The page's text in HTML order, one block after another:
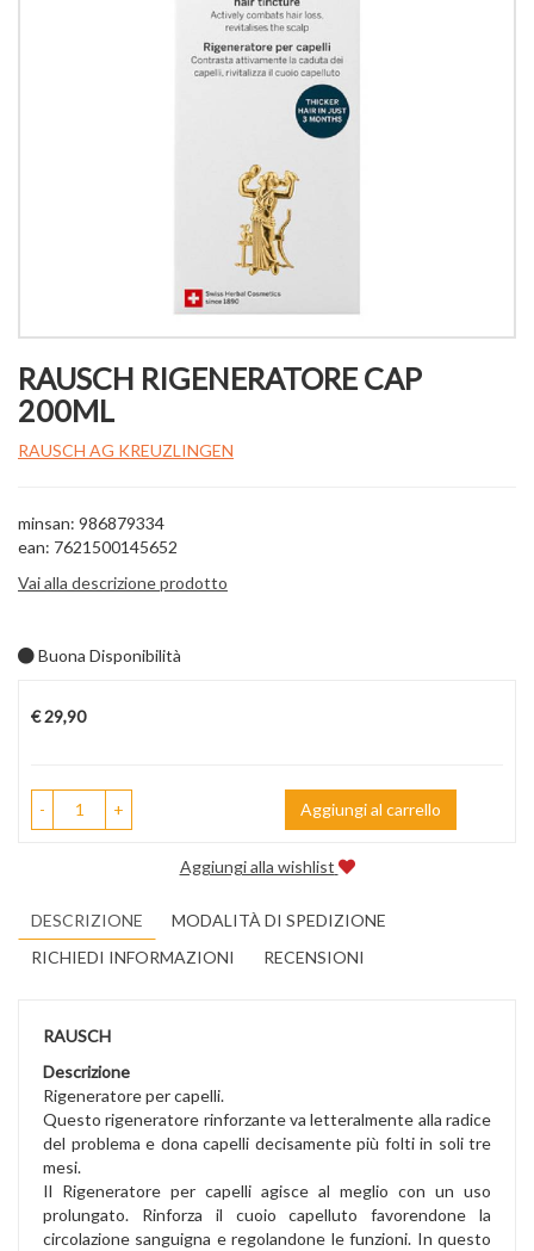
RAUSCH RIGENERATORE CAP
200ML
RAUSCH AG KREUZLINGEN
minsan: 986879334
ean: 7621500145652
Vai alla descrizione prodotto
Buona Disponibilità
Prezzo
€ 29,90
- + Aggiungi al carrello
Aggiungi alla wishlist
DESCRIZIONE
MODALITÀ DI SPEDIZIONE
RICHIEDI INFORMAZIONI
RECENSIONI
RAUSCH
Descrizione
Rigeneratore per capelli.
Questo rigeneratore rinforzante va letteralmente alla radice
del problema e dona capelli decisamente più folti in soli tre
mesi.
Il Rigeneratore per capelli agisce al meglio con un uso
prolungato. Rinforza il cuoio capelluto favorendone la
circolazione sanguigna e regolandone le funzioni. In questo